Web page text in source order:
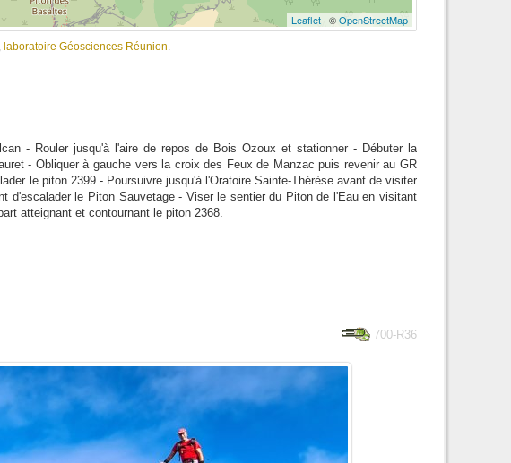
Leaflet | ©OpenStreetMap
laboratoire Géosciences Réunion
- Rouler jusqu'à l'aire de repos de Bois Ozoux et stationner - Débuter la
- Obliquer à gauche vers la croix des Feux de Manzac puis revenir au GR
le piton 2399 - Poursuivre jusqu'à l'Oratoire Sainte-Thérèse avant de visiter
d'escalader le Piton Sauvetage - Viser le sentier du Piton de l'Eau en visitant
atteignant et contournant le piton 2368.
700-R36